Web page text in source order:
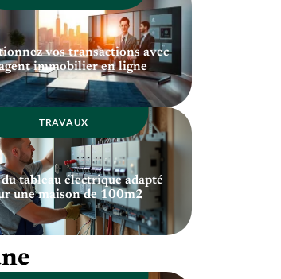
vos transactions avec
immobilier en ligne
TRAVAUX
tableau électrique adapté
une maison de 100m2